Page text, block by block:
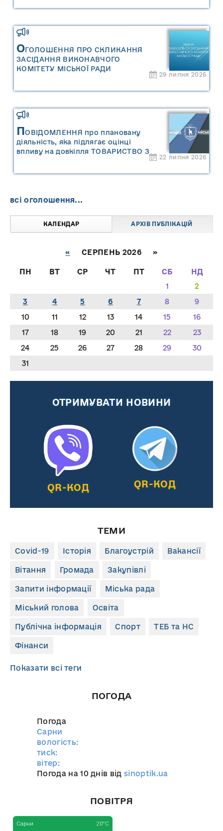
управління відходами Сарненської
міської територіальної громади»
ОГОЛОШЕННЯ ПРО СКЛИКАННЯ
ЗАСІДАННЯ ВИКОНАВЧОГО
КОМІТЕТУ МІСЬКОЇ РАДИ
29 липня 2026
ПОВІДОМЛЕННЯ про плановану
діяльність, яка підлягає оцінці
впливу на довкілля ТОВАРИСТВО З
22 липня 2026
всі оголошення...
КАЛЕНДАР АРХІВ ПУБЛІКАЦІЙ
« СЕРПЕНЬ 2026 »
ПН ВТ СР ЧТ ПТ СБ
НД
1
2
3
4 5 6 7 8
9
10
11 12 13 14 15
16
17
18 19 20 21 22
23
24
25 26 27 28 29
30
31
ОТРИМУВАТИ НОВИНИ
QR-КОД QR-КОД
ТЕМИ
Covid-19 Історія Благоустрій Вакансії
Вітання Громада Закупівлі
Запити інформації Міська рада
Міський голова Освіта
Публічна інформація Спорт ТЕБ та НС
Фінанси
Показати всі теги
ПОГОДА
Погода
Сарни
вологість:
тиск:
вітер:
Погода на 10 днів відsinoptik.ua
ПОВІТРЯ